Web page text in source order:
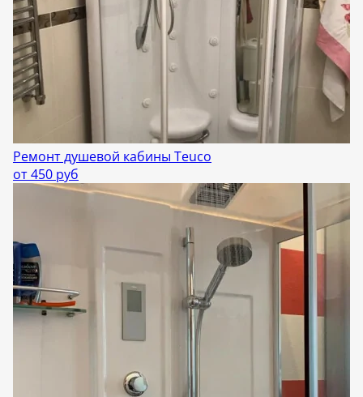
Ремонт душевой кабины Teuco
от 450 руб